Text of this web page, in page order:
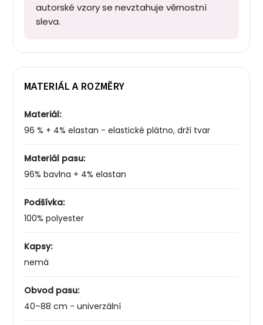
autorské vzory se nevztahuje věrnostní
sleva.
MATERIÁL A ROZMĚRY
Materiál:
96 % + 4% elastan - elastické plátno, drží tvar
Materiál pasu:
96% bavlna + 4% elastan
Podšívka:
100% polyester
Kapsy:
nemá
Obvod pasu:
40–88 cm - univerzální